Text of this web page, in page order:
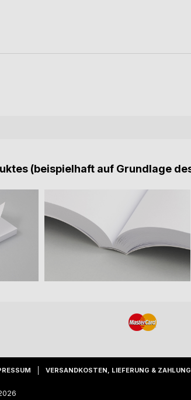
(beispielhaft auf Grundlage
VERSANDKOSTEN, LIEFERUNG & ZAHLUNG